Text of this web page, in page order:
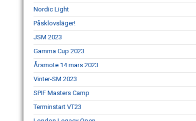
Nordic Light
Påsklovsläger!
JSM 2023
Gamma Cup 2023
Årsmöte 14 mars 2023
Vinter-SM 2023
SPIF Masters Camp
Terminstart VT23